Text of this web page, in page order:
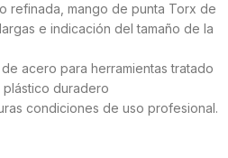
refinada, mango de punta Torx de
e indicación del tamaño de la
acero para herramientas tratado
duradero
condiciones de uso profesional.